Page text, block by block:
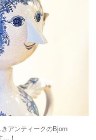
アンティークのBjorn
…！